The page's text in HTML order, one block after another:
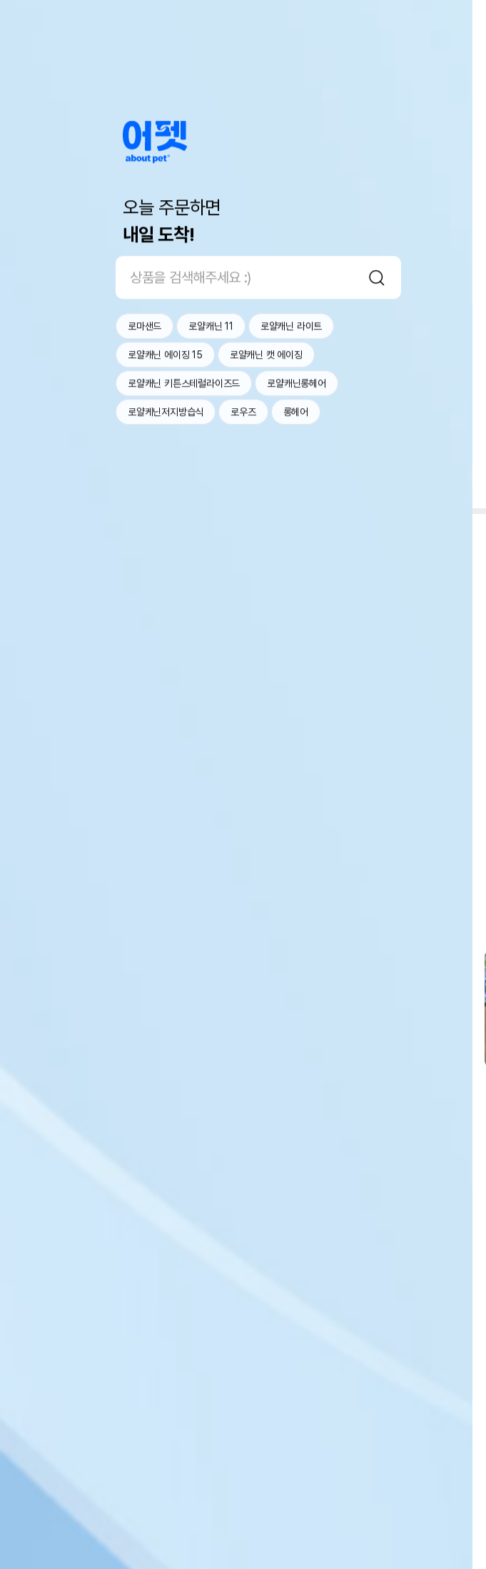
오늘 주문하면
내일 도착!
로마샌드 로얄캐닌 11 로얄캐닌 라이트
로얄캐닌 에이징 15 로얄캐닌 캣 에이징
로얄캐닌 키튼스테럴라이즈드 로얄캐닌롱헤어
로얄케닌저지방습식 로우즈 롱헤어